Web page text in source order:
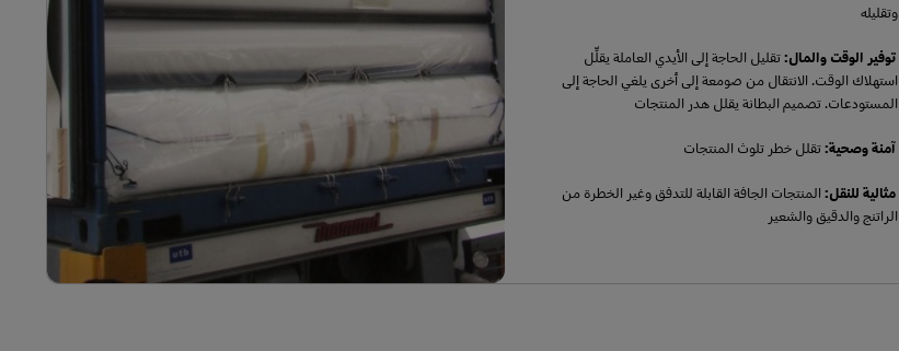
وتقليله
توفير الوقت والمال:تقليل الحاجة إلى الأيدي العاملة يقلِّل
استهلاك الوقت. الانتقال من صومعة إلى أخرى يلغي الحاجة إلى
المستودعات. تصميم البطانة يقلل هدر المنتجات
آمنة وصحية:تقلل خطر تلوث المنتجات
مثالية للنقل: المنتجات الجافة القابلة للتدفق وغير الخطرة من
الراتنج والدقيق والشعير